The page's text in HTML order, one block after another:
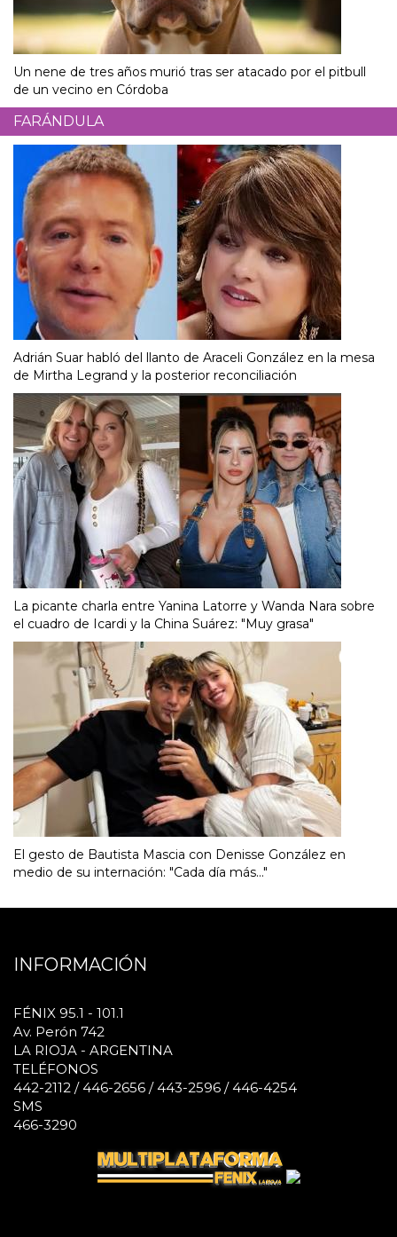
Un nene de tres años murió tras ser atacado por el pitbull
de un vecino en Córdoba
FARÁNDULA
Adrián Suar habló del llanto de Araceli González en la mesa
de Mirtha Legrand y la posterior reconciliación
La picante charla entre Yanina Latorre y Wanda Nara sobre
el cuadro de Icardi y la China Suárez: "Muy grasa"
El gesto de Bautista Mascia con Denisse González en
medio de su internación: "Cada día más..."
INFORMACIÓN
FÉNIX 95.1 - 101.1
Av. Perón 742
LA RIOJA - ARGENTINA
TELÉFONOS
442-2112 / 446-2656 / 443-2596 / 446-4254
SMS
466-3290